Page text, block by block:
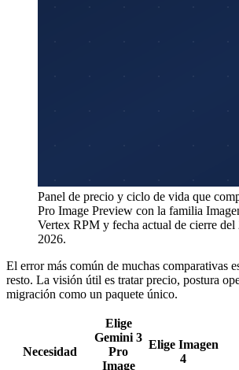
Panel de precio y ciclo de vida que
Pro Image Preview con la familia
Vertex RPM y fecha actual de cierre
2026.
El error más común de muchas comparativas
resto. La visión útil es tratar precio, postura
migración como un paquete único.
Necesidad
Elige
Gemini 3
Pro
Image
Elige Imagen
4